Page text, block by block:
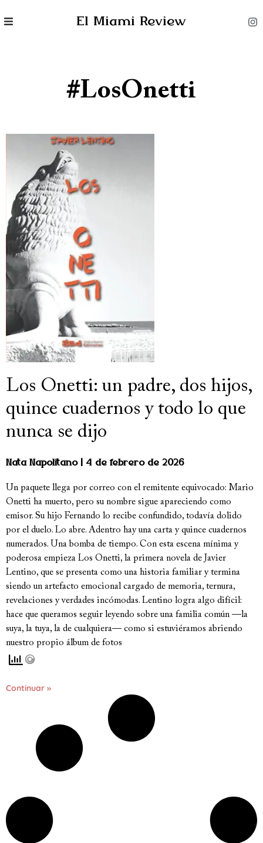
El Miami Review
#LosOnetti
Los Onetti: un padre, dos hijos,
quince cuadernos y todo lo que
nunca se dijo
Nata Napolitano 4 de febrero de 2026
Un paquete llega por correo con el remitente equivocado: Mario
Onetti ha muerto, pero su nombre sigue apareciendo como
emisor. Su hijo Fernando lo recibe confundido, todavía dolido
por el duelo. Lo abre. Adentro hay una carta y quince cuadernos
numerados. Una bomba de tiempo. Con esta escena mínima y
poderosa empieza Los Onetti, la primera novela de Javier
Lentino, que se presenta como una historia familiar y termina
siendo un artefacto emocional cargado de memoria, ternura,
revelaciones y verdades incómodas. Lentino logra algo difícil:
hace que queramos seguir leyendo sobre una familia común —la
suya, la tuya, la de cualquiera— como si estuviéramos abriendo
nuestro propio álbum de fotos
Continuar »